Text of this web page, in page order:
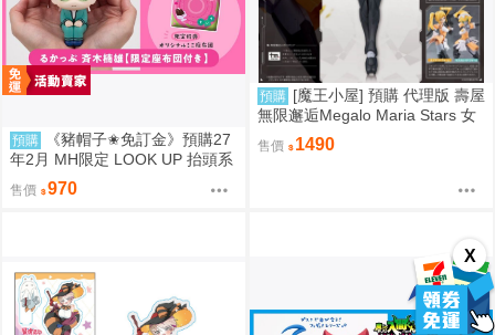
X
預購
《豬帽子✬免訂金》預購27
年2月 MH限定 LOOK UP 抬頭系
列 齊木楠雄的災難 齊木楠雄 附
特典 0812
售價 970
預購 [魔王小屋] 預購 代理版 壽屋
無限邂逅Megalo Maria Stars 女
僕服Ver. 組裝模型
售價 1490